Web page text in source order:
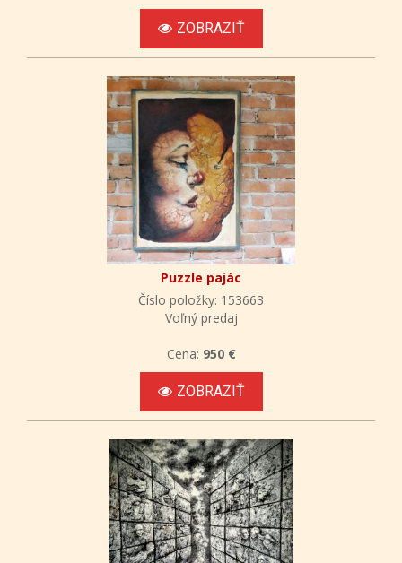
ZOBRAZIŤ
Puzzle pajác
Číslo položky: 153663
Voľný predaj
Cena: 950 €
ZOBRAZIŤ